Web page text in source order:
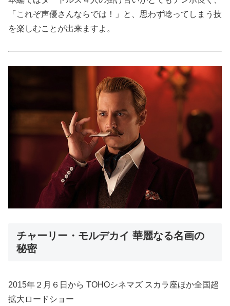
「これぞ声優さんならでは！」と、思わず唸ってしまう技
を楽しむことが出来ますよ。
チャーリー・モルデカイ 華麗なる名画の
秘密
2015年２月６日から TOHOシネマズ スカラ座ほか全国超
拡大ロードショー